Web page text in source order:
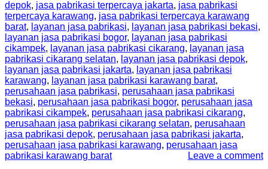
depok, jasa pabrikasi terpercaya jakarta, jasa pabrikasi
terpercaya karawang, jasa pabrikasi terpercaya karawang
barat, layanan jasa pabrikasi, layanan jasa pabrikasi bekasi,
layanan jasa pabrikasi bogor, layanan jasa pabrikasi
cikampek, layanan jasa pabrikasi cikarang, layanan jasa
pabrikasi cikarang selatan, layanan jasa pabrikasi depok,
layanan jasa pabrikasi jakarta, layanan jasa pabrikasi
karawang, layanan jasa pabrikasi karawang barat,
perusahaan jasa pabrikasi, perusahaan jasa pabrikasi
bekasi, perusahaan jasa pabrikasi bogor, perusahaan jasa
pabrikasi cikampek, perusahaan jasa pabrikasi cikarang,
perusahaan jasa pabrikasi cikarang selatan, perusahaan
jasa pabrikasi depok, perusahaan jasa pabrikasi jakarta,
perusahaan jasa pabrikasi karawang, perusahaan jasa
pabrikasi karawang barat
Leave a comment